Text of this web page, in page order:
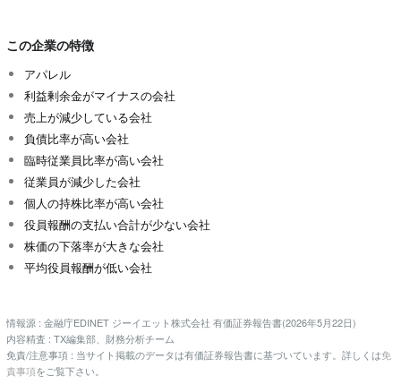
この企業の特徴
アパレル
利益剰余金がマイナスの会社
売上が減少している会社
負債比率が高い会社
臨時従業員比率が高い会社
従業員が減少した会社
個人の持株比率が高い会社
役員報酬の支払い合計が少ない会社
株価の下落率が大きな会社
平均役員報酬が低い会社
情報源 : 金融庁EDINET ジーイエット株式会社 有価証券報告書(2026年5月22日)
内容精査 : TX編集部、財務分析チーム
免責/注意事項 : 当サイト掲載のデータは有価証券報告書に基づいています。詳しくは免
責事項をご覧下さい。